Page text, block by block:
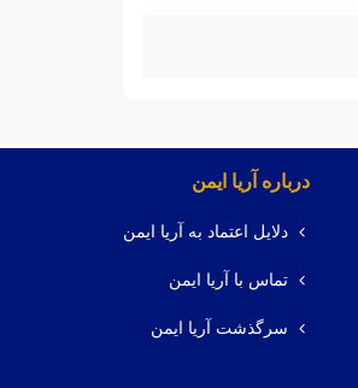
درباره آریا ایمن
دلایل اعتماد به آریا ایمن
تماس با آریا ایمن
سرگذشت آریا ایمن